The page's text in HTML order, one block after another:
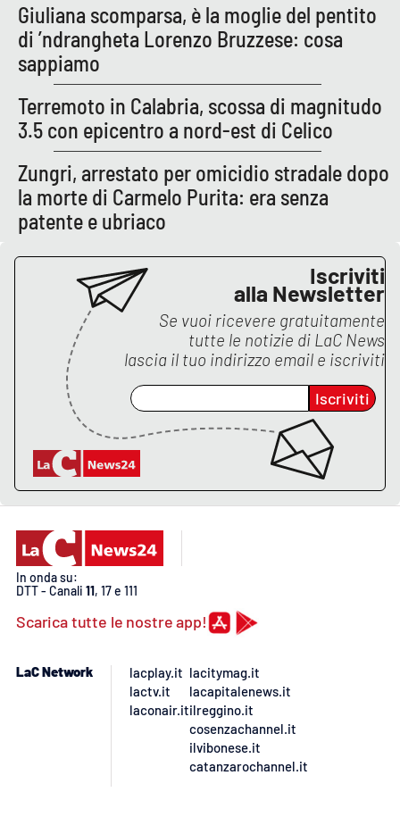
LaC OnAir
EDIZIONI
LOCALI
Catanzaro
Crotone
Vibo Valentia
Reggio Calabria
Cosenza
Lamezia Terme
PROGETTI
SPECIALI
Buona Sanità Calabria
LA
CALABRIAVISIONE
Destinazioni
Eventi
Food
Giuliana scomparsa, è la moglie del pentito
di ’ndrangheta Lorenzo Bruzzese: cosa
sappiamo
Terremoto in Calabria, scossa di magnitudo
3.5 con epicentro a nord-est di Celico
Zungri, arrestato per omicidio stradale dopo
la morte di Carmelo Purita: era senza
patente e ubriaco
Iscriviti
alla Newsletter
Se vuoi ricevere gratuitamente
tutte le notizie di LaC News
lascia il tuo indirizzo email e iscriviti
Iscriviti
In onda su:
DTT - Canali 11, 17 e 111
Scarica tutte le nostre app!
LaC Network
lacplay.it
lactv.it
laconair.it
lacitymag.it
lacapitalenews.it
ilreggino.it
cosenzachannel.it
ilvibonese.it
catanzarochannel.it